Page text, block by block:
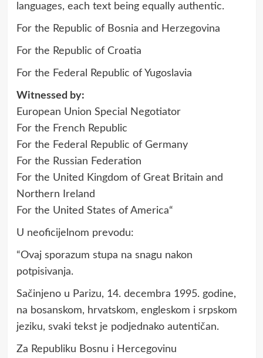
languages, each text being equally authentic.
For the Republic of Bosnia and Herzegovina
For the Republic of Croatia
For the Federal Republic of Yugoslavia
Witnessed by:
European Union Special Negotiator
For the French Republic
For the Federal Republic of Germany
For the Russian Federation
For the United Kingdom of Great Britain and
Northern Ireland
For the United States of America“
U neoficijelnom prevodu:
“Ovaj sporazum stupa na snagu nakon
potpisivanja.
Sačinjeno u Parizu, 14. decembra 1995. godine,
na bosanskom, hrvatskom, engleskom i srpskom
jeziku, svaki tekst je podjednako autentičan.
Za Republiku Bosnu i Hercegovinu